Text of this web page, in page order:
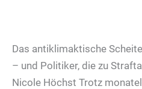
Das antiklimaktische
– und Politiker, die zu
Nicole Höchst Trotz